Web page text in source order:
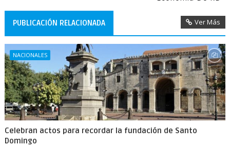
PUBLICACIÓN RELACIONADA Ver Más
NACIONALES
Celebran actos para recordar la fundación de Santo
Domingo